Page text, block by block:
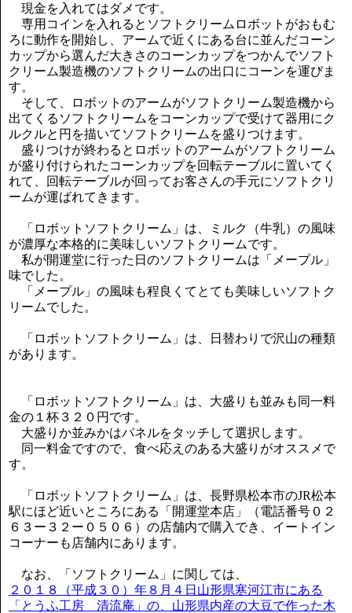
現金を入れてはダメです。
専用コインを入れるとソフトクリームロボットがおもむ
ろに動作を開始し、アームで近くにある台に並んだコーン
カップから選んだ大きさのコーンカップをつかんでソフト
クリーム製造機のソフトクリームの出口にコーンを運びま
す。
そして、ロボットのアームがソフトクリーム製造機から
出てくるソフトクリームをコーンカップで受けて器用にク
ルクルと円を描いてソフトクリームを盛りつけます。
盛りつけが終わるとロボットのアームがソフトクリーム
が盛り付けられたコーンカップを回転テーブルに置いてく
れて、回転テーブルが回ってお客さんの手元にソフトクリ
ームが運ばれてきます。
「ロボットソフトクリーム」は、ミルク（牛乳）の風味
が濃厚な本格的に美味しいソフトクリームです。
私が開運堂に行った日のソフトクリームは「メープル」
味でした。
「メープル」の風味も程良くてとても美味しいソフトク
リームでした。
「ロボットソフトクリーム」は、日替わりで沢山の種類
があります。
「ロボットソフトクリーム」は、大盛りも並みも同一料
金の１杯３２０円です。
大盛りか並みかはパネルをタッチして選択します。
同一料金ですので、食べ応えのある大盛りがオススメで
す。
「ロボットソフトクリーム」は、長野県松本市のJR松本
駅にほど近いところにある「開運堂本店」（電話番号０２
６３ー３２ー０５０６）の店舗内で購入でき、イートイン
コーナーも店舗内にあります。
なお、「ソフトクリーム」に関しては、
２０１８（平成３０）年８月４日山形県寒河江市にある
「とうふ工房 清流庵」の、山形県内産の大豆で作った木